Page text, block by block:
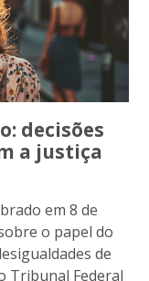
decisões
a justiça
em 8 de
o papel do
de
Tribunal Federal